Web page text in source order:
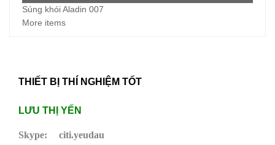
Súng khói Aladin 007
More items
THIẾT BỊ THÍ NGHIỆM TỐT
LƯU THỊ YẾN
Skype:
citi.yeudau